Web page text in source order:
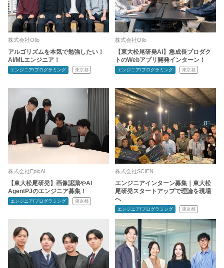
株式会社Ollo
アルゴリズムを本気で勉強したい！
AI/MLエンジニア！
エンジニア/プログラミング 東京都
株式会社Ollo
【東大松尾研発AI】急成長プロダク
トのWebアプリ開発インターン！
エンジニア/プログラミング 東京都
株式会社EpicAI
【東大松尾研発】画像認識やAI
AgentPJのエンジニア募集！
エンジニア/プログラミング 東京都
株式会社SCIEN
エンジニアインターン募集｜東大松
尾研発スタートアップで理論を現場
へ
エンジニア/プログラミング 東京都